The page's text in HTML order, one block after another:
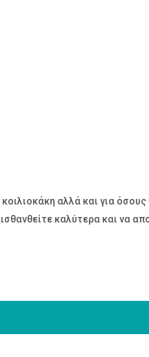
αλλά και για
καλύτερα και να